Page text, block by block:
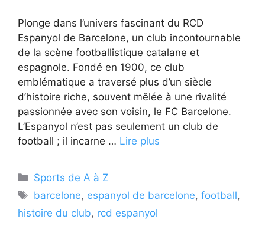
Plonge dans l’univers fascinant du RCD
Espanyol de Barcelone, un club incontournable
de la scène footballistique catalane et
espagnole. Fondé en 1900, ce club
emblématique a traversé plus d’un siècle
d’histoire riche, souvent mêlée à une rivalité
passionnée avec son voisin, le FC Barcelone.
L’Espanyol n’est pas seulement un club de
football ; il incarne … Lire plus
Catégories
Sports de A à Z
Étiquettes
barcelone, espanyol de barcelone,football,
histoire du club, rcd espanyol